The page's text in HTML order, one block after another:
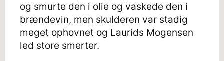
og smurte den i olie og vaskede den i
brændevin, men skulderen var stadig
meget ophovnet og Laurids Mogensen
led store smerter.